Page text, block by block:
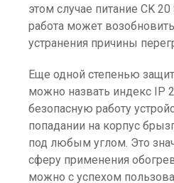
этом случае питание CK
работа может
устранения причины
Еще одной степенью
можно назвать индекс IP
безопасную работу
попадании на корпус
под любым углом. Это
сферу применения
можно с успехом